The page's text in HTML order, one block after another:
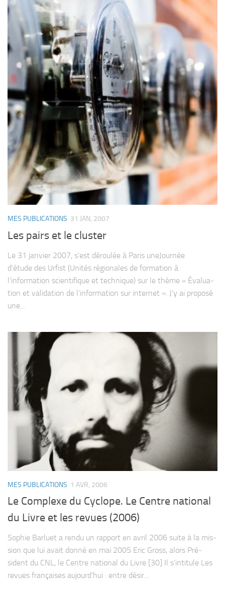
MES PUBLICATIONS 31 JAN, 2007
Les pairs et le cluster
Le 31 jan­vier 2007, s’est dérou­lée à Paris uneJour­née
d’étude des Urfist (Uni­tés régio­nales de for­ma­tion à
l’information scien­ti­fique et tech­nique) sur le thème « Évalua­
tion et vali­da­tion de l’information sur inter­net ». J’y ai pro­posé
une...
MES PUBLICATIONS 1 AVR, 2006
Le Complexe du Cyclope. Le Centre national
du Livre et les revues (2006)
Sophie Bar­luet a rendu un rap­port en avril 2006 suite à la mis­
sion que lui avait donné en mai 2005 Eric Gross, alors Pré­
sident du CNL, le Centre natio­nal du Livre [30] Il s’intitule Les
revues fran­çaises aujourd’hui : entre désir...